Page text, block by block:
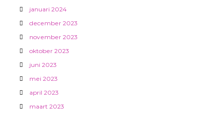
januari 2024
december 2023
november 2023
oktober 2023
juni 2023
mei 2023
april 2023
maart 2023